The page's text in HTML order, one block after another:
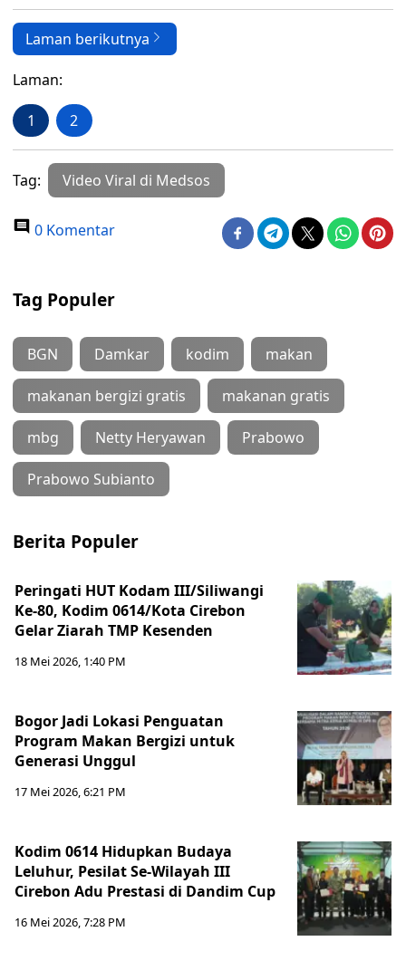
Laman berikutnya
Laman:
1 2
Tag: Video Viral di Medsos
0 Komentar
Tag Populer
BGN Damkar kodim makan
makanan bergizi gratis makanan gratis
mbg Netty Heryawan Prabowo
Prabowo Subianto
Berita Populer
Peringati HUT Kodam III/Siliwangi
Ke-80, Kodim 0614/Kota Cirebon
Gelar Ziarah TMP Kesenden
18 Mei 2026, 1:40 PM
Bogor Jadi Lokasi Penguatan
Program Makan Bergizi untuk
Generasi Unggul
17 Mei 2026, 6:21 PM
Kodim 0614 Hidupkan Budaya
Leluhur, Pesilat Se-Wilayah III
Cirebon Adu Prestasi di Dandim Cup
16 Mei 2026, 7:28 PM